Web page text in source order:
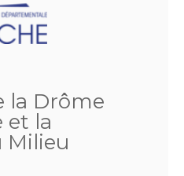
la Drôme
et la
Milieu